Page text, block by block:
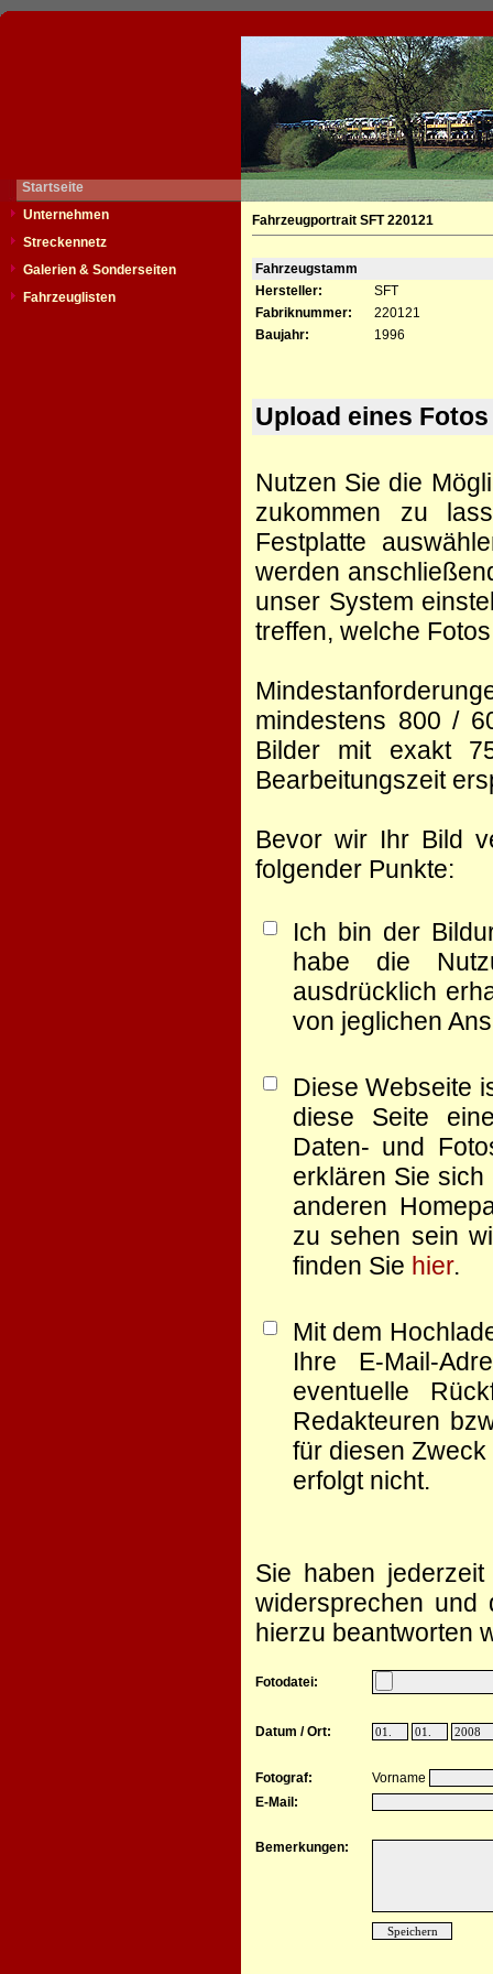
Startseite
Unternehmen
Streckennetz
Galerien & Sonderseiten
Fahrzeuglisten
Fahrzeugportrait SFT 220121
Fahrzeugstamm
Hersteller:
SFT
Fabriknummer:
220121
Baujahr:
1996
Upload eines
Nutzen Sie die
zukommen zu
Festplatte
werden
unser System
treffen, welche
mindestens 800 /
Bilder mit exakt
Bearbeitungszeit
Bevor wir Ihr Bild
folgender Punkte:
Ich bin der
habe die
ausdrücklich
von jeglichen
Diese Webseite
diese Seite
Daten- und
erklären Sie
anderen
zu sehen sein
finden Sie hier.
Mit dem
Ihre E-Mail-
eventuelle
Redakteuren
für diesen
erfolgt nicht.
Sie haben
widersprechen
hierzu beantworten
Fotodatei:
Datum / Ort:
Fotograf:
Vorname
E-Mail:
Bemerkungen: